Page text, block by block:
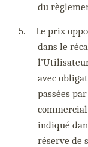
du
5.
Le prix
dans le
avec
passées
indiqué
réserve de